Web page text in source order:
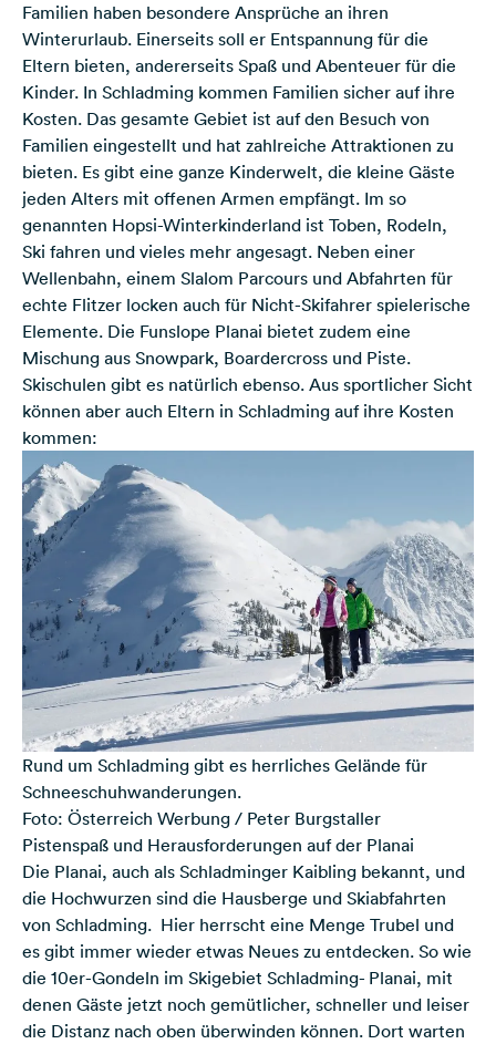
Familien haben besondere Ansprüche an ihren
Winterurlaub. Einerseits soll er Entspannung für die
Eltern bieten, andererseits Spaß und Abenteuer für die
Kinder. In Schladming kommen Familien sicher auf ihre
Kosten. Das gesamte Gebiet ist auf den Besuch von
Familien eingestellt und hat zahlreiche Attraktionen zu
bieten. Es gibt eine ganze Kinderwelt, die kleine Gäste
jeden Alters mit offenen Armen empfängt. Im so
genannten Hopsi-Winterkinderland ist Toben, Rodeln,
Ski fahren und vieles mehr angesagt. Neben einer
Wellenbahn, einem Slalom Parcours und Abfahrten für
echte Flitzer locken auch für Nicht-Skifahrer spielerische
Elemente. Die Funslope Planai bietet zudem eine
Mischung aus Snowpark, Boardercross und Piste.
Skischulen gibt es natürlich ebenso. Aus sportlicher Sicht
können aber auch Eltern in Schladming auf ihre Kosten
kommen:
Rund um Schladming gibt es herrliches Gelände für
Schneeschuhwanderungen.
Foto: Österreich Werbung / Peter Burgstaller
Pistenspaß und Herausforderungen auf der Planai
Die Planai, auch als Schladminger Kaibling bekannt, und
die Hochwurzen sind die Hausberge und Skiabfahrten
von Schladming. Hier herrscht eine Menge Trubel und
es gibt immer wieder etwas Neues zu entdecken. So wie
die 10er-Gondeln im Skigebiet Schladming- Planai, mit
denen Gäste jetzt noch gemütlicher, schneller und leiser
die Distanz nach oben überwinden können. Dort warten